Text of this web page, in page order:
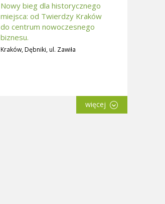
Nowy bieg dla historycznego
miejsca: od Twierdzy Kraków
do centrum nowoczesnego
biznesu.
Kraków, Dębniki, ul. Zawiła
więcej